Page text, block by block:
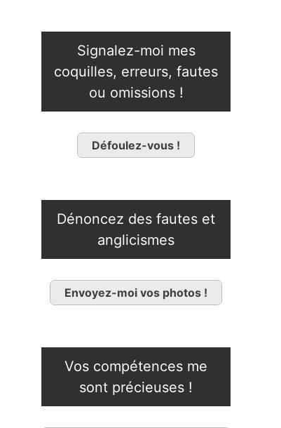
Signalez-moi mes
coquilles, erreurs, fautes
ou omissions !
Défoulez-vous !
Dénoncez des fautes et
anglicismes
Envoyez-moi vos photos !
Vos compétences me
sont précieuses !